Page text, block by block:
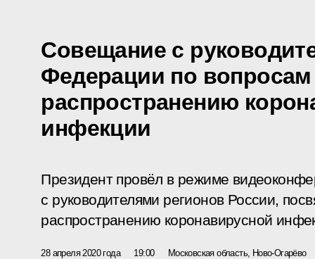
Совещание с
Федерации по
распространению
инфекции
Президент провёл в режиме
с руководителями регионов России,
распространению коронавирусной
28 апреля 2020 года 19:00 Московская область, Ново-Огарёво